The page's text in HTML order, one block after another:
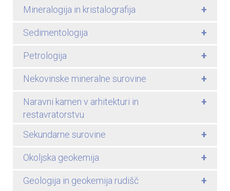
Mineralogija in kristalografija +
Sedimentologija +
Petrologija +
Nekovinske mineralne surovine +
Naravni kamen v arhitekturi in
restavratorstvu
+
Sekundarne surovine +
Okoljska geokemija +
Geologija in geokemija rudišč +